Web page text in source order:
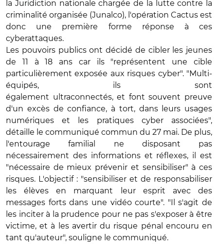
la Juridiction nationale chargée de la lutte contre la
criminalité organisée (Junalco), l'opération Cactus est
donc une première forme réponse à ces
cyberattaques.
Les pouvoirs publics ont décidé de cibler les jeunes
de 11 à 18 ans car ils "représentent une cible
particulièrement exposée aux risques cyber". "Multi-
équipés, ils sont
également ultraconnectés, et font souvent preuve
d'un excès de confiance, à tort, dans leurs usages
numériques et les pratiques cyber associées",
détaille le communiqué commun du 27 mai. De plus,
l'entourage familial ne disposant pas
nécessairement des informations et réflexes, il est
"nécessaire de mieux prévenir et sensibiliser" à ces
risques. L'objectif : "sensibiliser et de responsabiliser
les élèves en marquant leur esprit avec des
messages forts dans une vidéo courte". "Il s'agit de
les inciter à la prudence pour ne pas s'exposer à être
victime, et à les avertir du risque pénal encouru en
tant qu'auteur", souligne le communiqué.